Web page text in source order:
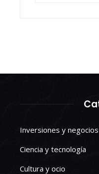
Inversiones y negocios
Ciencia y tecnología
Cultura y ocio